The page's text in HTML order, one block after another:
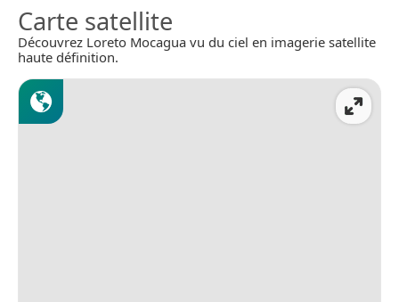
Carte satellite
Découvrez Loreto Mocagua vu du ciel en imagerie satellite
haute définition.